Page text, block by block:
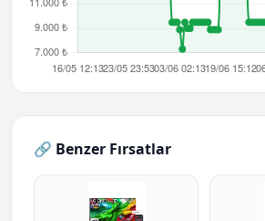
🔗 Benzer Fırsatlar